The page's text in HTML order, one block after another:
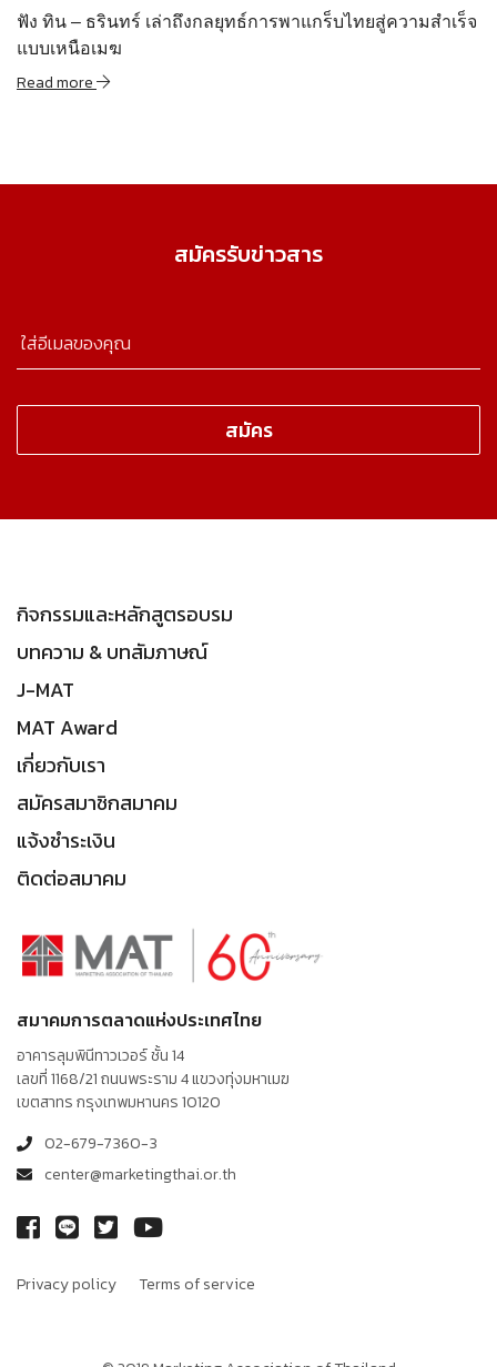
ฟัง ทิน – ธรินทร์ เล่าถึงกลยุทธ์การพาแกร็บไทยสู่ความสำเร็จ
แบบเหนือเมฆ
Read more
สมัครรับข่าวสาร
กิจกรรมและหลักสูตรอบรม
บทความ & บทสัมภาษณ์
J-MAT
MAT Award
เกี่ยวกับเรา
สมัครสมาชิกสมาคม
แจ้งชำระเงิน
ติดต่อสมาคม
สมาคมการตลาดแห่งประเทศไทย
อาคารลุมพินีทาวเวอร์ ชั้น 14
เลขที่ 1168/21 ถนนพระราม 4 แขวงทุ่งมหาเมฆ
เขตสาทร กรุงเทพมหานคร 10120
02-679-7360-3
center@marketingthai.or.th
Privacy policy Terms of service